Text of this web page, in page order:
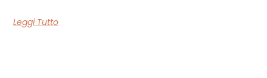
Leggi Tutto